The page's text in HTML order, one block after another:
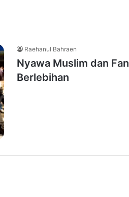
Raehanul Bahraen
Nyawa Muslim dan
Berlebihan